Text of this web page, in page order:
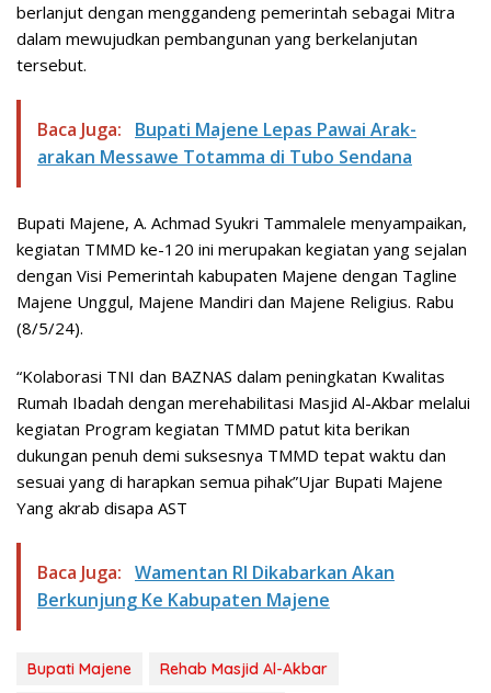
berlanjut dengan menggandeng pemerintah sebagai Mitra
dalam mewujudkan pembangunan yang berkelanjutan
tersebut.
Baca Juga:
Bupati Majene Lepas Pawai Arak-
arakan Messawe Totamma di Tubo Sendana
Bupati Majene, A. Achmad Syukri Tammalele menyampaikan,
kegiatan TMMD ke-120 ini merupakan kegiatan yang sejalan
dengan Visi Pemerintah kabupaten Majene dengan Tagline
Majene Unggul, Majene Mandiri dan Majene Religius. Rabu
(8/5/24).
“Kolaborasi TNI dan BAZNAS dalam peningkatan Kwalitas
Rumah Ibadah dengan merehabilitasi Masjid Al-Akbar melalui
kegiatan Program kegiatan TMMD patut kita berikan
dukungan penuh demi suksesnya TMMD tepat waktu dan
sesuai yang di harapkan semua pihak”Ujar Bupati Majene
Yang akrab disapa AST
Baca Juga: Wamentan RI Dikabarkan Akan
Berkunjung Ke Kabupaten Majene
Bupati Majene
Rehab Masjid Al-Akbar